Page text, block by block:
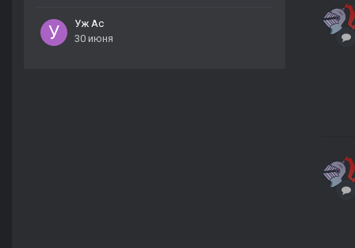
Уж Ас
30 июня